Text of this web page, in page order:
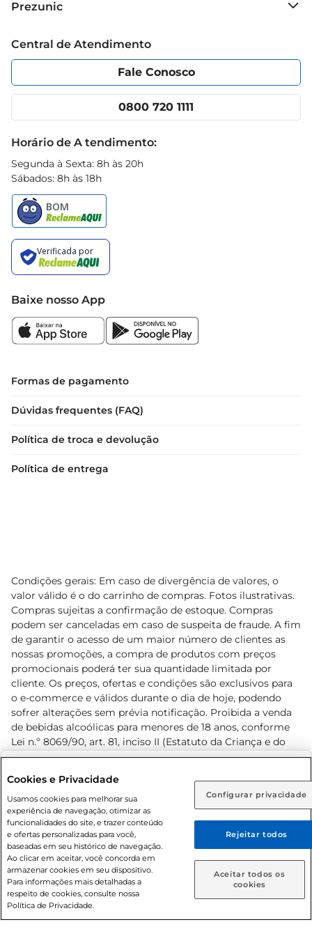
Rio de Janeiro (RJ) Goiás (GO)
Ou
Caso queira comprar online, informe como deseja receber
suas compras:
Entrega em casa Retire em Loja
o uso em superfícies sensíveisao álcool ou
Grupo Cencosud
Política de Privacidade
Portal do fornecedor
Cencosud Media
Prezunic
Código de Ética
App Prezunic
Central de Atendimento
Fale Conosco
0800 720 1111
Horário de A tendimento:
Segunda à Sexta: 8h às 20h
Sábados: 8h às 18h
Baixe nosso App
Formas de pagamento
Dúvidas frequentes (FAQ)
Política de troca e devolução
Política de entrega
Condições gerais: Em caso de divergência de valores, o
valor válido é o do carrinho de compras. Fotos ilustrativas.
Compras sujeitas a confirmação de estoque. Compras
podem ser canceladas em caso de suspeita de fraude. A fim
de garantir o acesso de um maior número de clientes as
nossas promoções, a compra de produtos com preços
promocionais poderá ter sua quantidade limitada por
cliente. Os preços, ofertas e condições são exclusivos para
o e-commerce e válidos durante o dia de hoje, podendo
sofrer alterações sem prévia notificação. Proibida a venda
de bebidas alcoólicas para menores de 18 anos, conforme
Lei n.º 8069/90, art. 81, inciso II (Estatuto da Criança e do
Adolescente). Preços e condições exclusivos para o
prévio. O valor mínimo para as compras on-line é de R$
80,00.
© 2026 Copyright. Todos os direitos
reservados Prezunic.
Cookies e Privacidade
Usamos cookies para melhorar sua
experiência de navegação, otimizar as
funcionalidades do site, e trazer conteúdo
e ofertas personalizadas para você,
baseadas em seu histórico de navegação.
Ao clicar em aceitar, você concorda em
armazenar cookies em seu dispositivo.
Para informações mais detalhadas a
respeito de cookies, consulte nossa
Política de Privacidade.
Configurar privacidade
Rejeitar todos
Aceitar todos os
cookies